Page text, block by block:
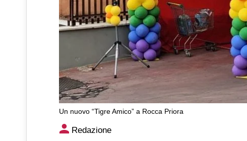
Un nuovo “Tigre Amico” a Rocca Priora
Un nuovo “Tigre Amico” a
Redazione